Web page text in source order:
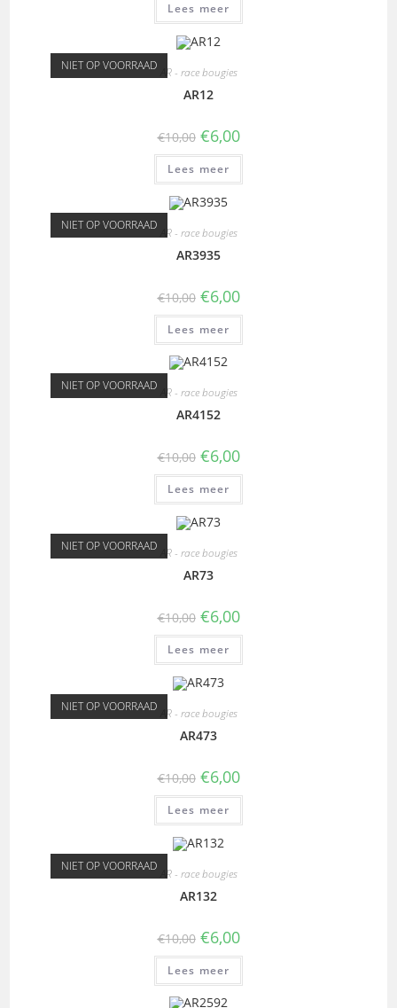
Lees meer
NIET OP VOORRAAD AR - race bougies
AR12
€10,00 €6,00
Lees meer
NIET OP VOORRAAD AR - race bougies
AR3935
€10,00 €6,00
Lees meer
NIET OP VOORRAAD AR - race bougies
AR4152
€10,00 €6,00
Lees meer
NIET OP VOORRAAD AR - race bougies
AR73
€10,00 €6,00
Lees meer
NIET OP VOORRAAD AR - race bougies
AR473
€10,00 €6,00
Lees meer
NIET OP VOORRAAD AR - race bougies
AR132
€10,00 €6,00
Lees meer